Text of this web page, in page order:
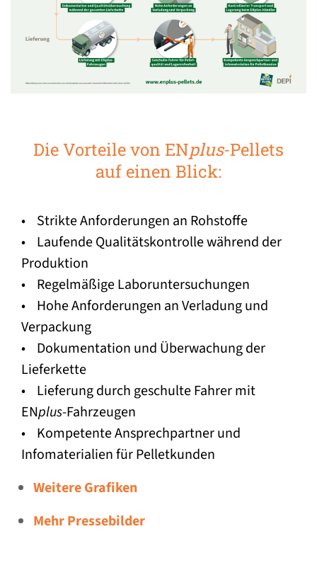
Die Vorteile von ENplus-Pellets
auf einen Blick:
• Strikte Anforderungen an Rohstoffe
• Laufende Qualitätskontrolle während der
Produktion
• Regelmäßige Laboruntersuchungen
• Hohe Anforderungen an Verladung und
Verpackung
• Dokumentation und Überwachung der
Lieferkette
• Lieferung durch geschulte Fahrer mit
ENplus-Fahrzeugen
• Kompetente Ansprechpartner und
Infomaterialien für Pelletkunden
Weitere Grafiken
Mehr Pressebilder